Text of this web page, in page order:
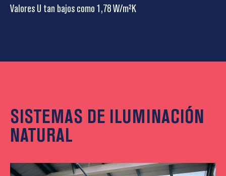
Valores U tan bajos como 1,78 W/m²K
SISTEMAS DE ILUMINACIÓN
NATURAL